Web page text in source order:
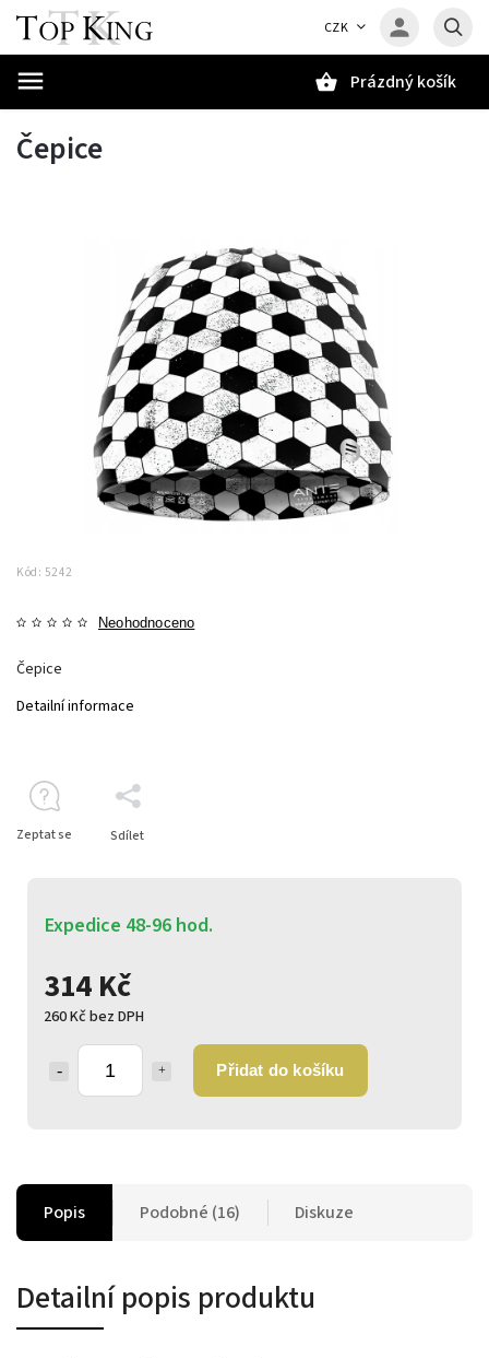
CZK
Prázdný košík
Čepice
Kód: 5242
Neohodnoceno
314 Kč
260 Kč bez DPH
Přidat do košíku
Expedice 48-96 hod.
Čepice
Detailní informace
Zeptat se Sdílet
Popis Podobné (16) Diskuze
Detailní popis produktu